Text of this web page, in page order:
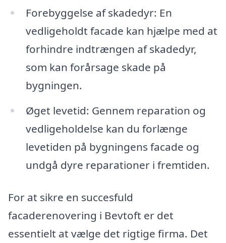
Forebyggelse af skadedyr: En
vedligeholdt facade kan hjælpe med at
forhindre indtrængen af skadedyr,
som kan forårsage skade på
bygningen.
Øget levetid: Gennem reparation og
vedligeholdelse kan du forlænge
levetiden på bygningens facade og
undgå dyre reparationer i fremtiden.
For at sikre en succesfuld
facaderenovering i Bevtoft er det
essentielt at vælge det rigtige firma. Det